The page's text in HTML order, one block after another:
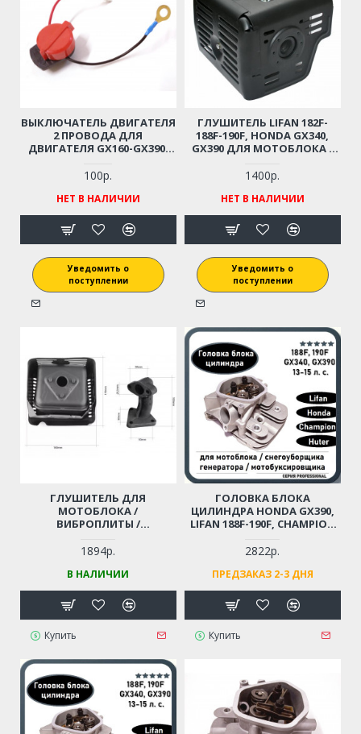
ВЫКЛЮЧАТЕЛЬ ДВИГАТЕЛЯ
2 ПРОВОДА ДЛЯ
ДВИГАТЕЛЯ GX160-GX390,
100р.
НЕТ В НАЛИЧИИ
Уведомить о
поступлении
ГЛУШИТЕЛЬ LIFAN 182F-
188F-190F, HONDA GX340,
GX390 ДЛЯ МОТОБЛОКА /
ВИБРОПЛИТЫ
1400р.
НЕТ В НАЛИЧИИ
Уведомить о
поступлении
ГЛУШИТЕЛЬ ДЛЯ
МОТОБЛОКА /
ВИБРОПЛИТЫ /
GX340-GX390, LIFAN 188F-
192F, LONCIN 389-420CC
(КОМПЛЕКТ)
1894р.
В НАЛИЧИИ
Купить
ГОЛОВКА БЛОКА
ЦИЛИНДРА HONDA GX390,
LIFAN 188F-190F, CHAMPION
/ ГЕНЕРАТОРА /
СНЕГОУБОРЩИКА,
МОТОБУКСИРОВЩИКА И
ПР. МОЩНОСТЬЮ 13-15 Л.С.
2822р.
ПРЕДЗАКАЗ 2-3 ДНЯ
Купить